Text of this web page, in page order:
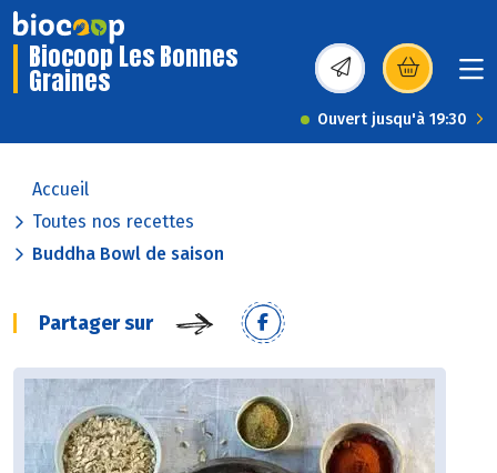
Biocoop Les Bonnes
Graines (s’ouvre dans une
Ouvert jusqu'à 19:30
Accueil
Toutes nos recettes
Buddha Bowl de saison
Partager sur